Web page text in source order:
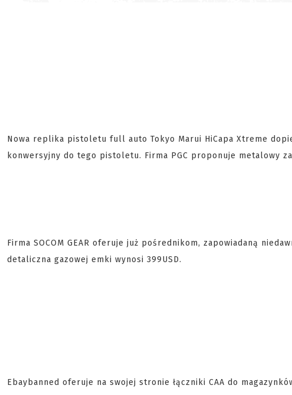
Nowa replika pistoletu full auto Tokyo Marui HiCapa Xtreme
konwersyjny do tego pistoletu. Firma PGC proponuje metalowy
Firma SOCOM GEAR oferuje już pośrednikom, zapowiadaną
detaliczna gazowej emki wynosi 399USD.
Ebaybanned oferuje na swojej stronie łączniki CAA do